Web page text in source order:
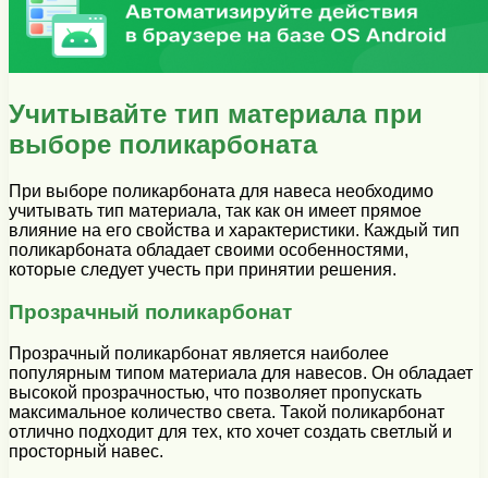
Учитывайте тип материала при
выборе поликарбоната
При выборе поликарбоната для навеса необходимо
учитывать тип материала, так как он имеет прямое
влияние на его свойства и характеристики. Каждый тип
поликарбоната обладает своими особенностями,
которые следует учесть при принятии решения.
Прозрачный поликарбонат
Прозрачный поликарбонат является наиболее
популярным типом материала для навесов. Он обладает
высокой прозрачностью, что позволяет пропускать
максимальное количество света. Такой поликарбонат
отлично подходит для тех, кто хочет создать светлый и
просторный навес.